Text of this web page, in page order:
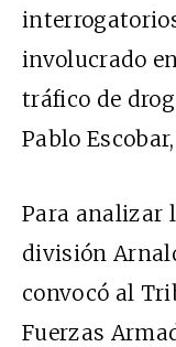
involucrado
tráfico de
Pablo
Para analizar
división
convocó al
Fuerzas